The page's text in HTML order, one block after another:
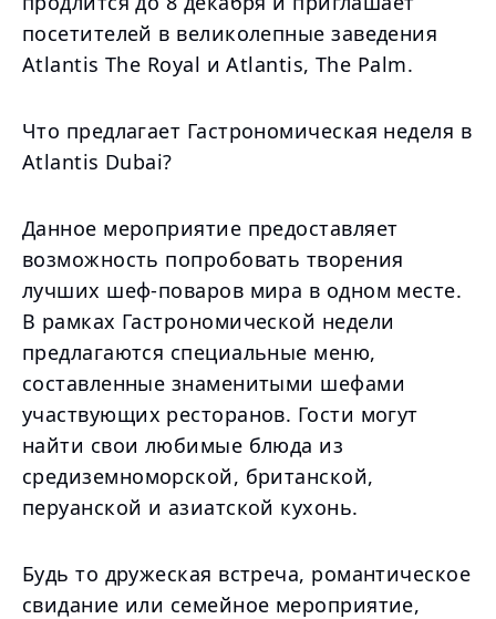
посетителей в великолепные заведения
Atlantis The Royal и Atlantis, The Palm.
Что предлагает Гастрономическая неделя в
Atlantis Dubai?
Данное мероприятие предоставляет
возможность попробовать творения
лучших шеф-поваров мира в одном месте.
В рамках Гастрономической недели
предлагаются специальные меню,
составленные знаменитыми шефами
участвующих ресторанов. Гости могут
найти свои любимые блюда из
средиземноморской, британской,
перуанской и азиатской кухонь.
Будь то дружеская встреча, романтическое
свидание или семейное мероприятие,